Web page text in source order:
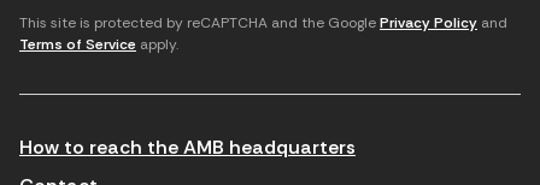
r
m
i
m
p
r
'
a
e
lThis site is protected by reCAPTCHA and the GooglePrivacy Policy and
Terms of Service apply.
How to reach the AMB headquarters